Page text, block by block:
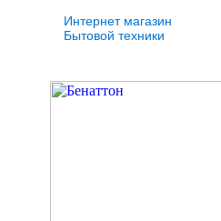
Интернет магазин
Бытовой техники